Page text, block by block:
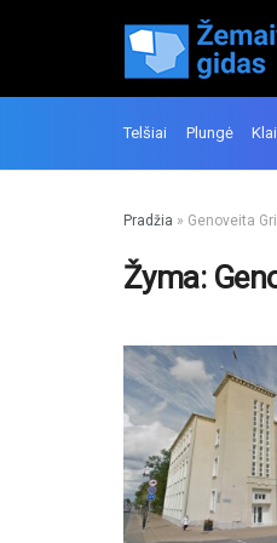
Telšiai Plungė
Pradžia » Genoveita
Žyma: